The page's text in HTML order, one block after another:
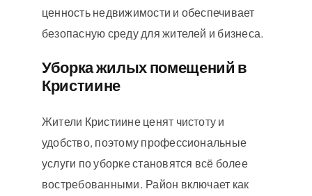
ценность недвижимости и обеспечивает
безопасную среду для жителей и бизнеса.
Уборка жилых помещений в
Кристиине
Жители Кристиине ценят чистоту и
удобство, поэтому профессиональные
услуги по уборке становятся всё более
востребованными. Район включает как